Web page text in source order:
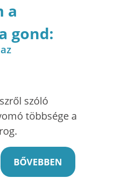
a
gond:
szóló
többsége a
BŐVEBBEN